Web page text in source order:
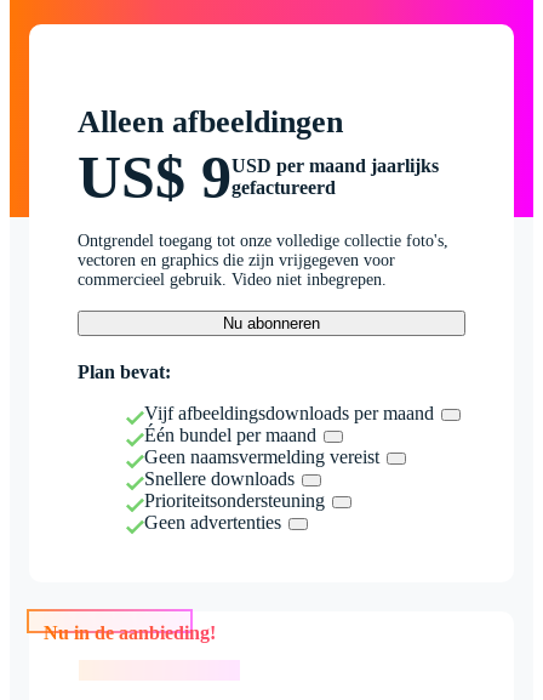
Alleen afbeeldingen
US$ 9USD per maand jaarlijks
gefactureerd
Ontgrendel toegang tot onze volledige collectie foto's,
vectoren en graphics die zijn vrijgegeven voor
commercieel gebruik. Video niet inbegrepen.
Nu abonneren
Plan bevat:
Vijf afbeeldingsdownloads per maand
Één bundel per maand
Geen naamsvermelding vereist
Snellere downloads
Prioriteitsondersteuning
Geen advertenties
Nu in de aanbieding!